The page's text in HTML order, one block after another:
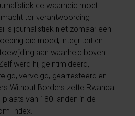
de waarheid moet
ter verantwoording
is journalistiek niet zomaar een
die moed, integriteit en
aan waarheid boven
werd hij geïntimideerd,
vervolgd, gearresteerd en
Without Borders zette Rwanda
van 180 landen in de
Index.